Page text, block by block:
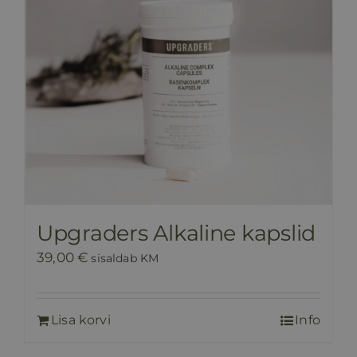
Upgraders Alkaline kapslid
39,00€ sisaldab KM
Lisa korvi Info